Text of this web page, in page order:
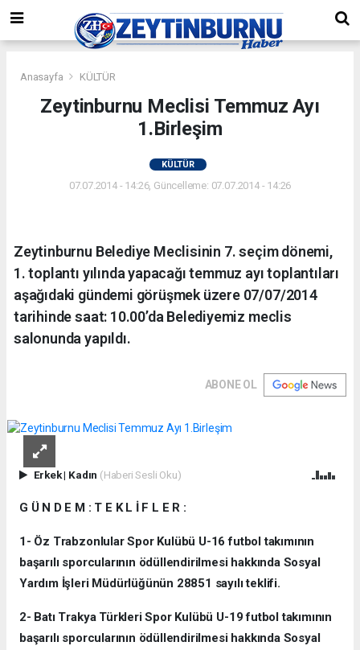
Anasayfa KÜLTÜR
Zeytinburnu Meclisi Temmuz Ayı
1.Birleşim
KÜLTÜR
07.07.2014 - 14:26, Güncelleme: 07.07.2014 - 14:26
Zeytinburnu Belediye Meclisinin 7. seçim dönemi,
1. toplantı yılında yapacağı temmuz ayı toplantıları
aşağıdaki gündemi görüşmek üzere 07/07/2014
tarihinde saat: 10.00’da Belediyemiz meclis
salonunda yapıldı.
ABONE OL
Erkek| Kadın (Haberi Sesli Oku)
G Ü N D E M : T E K L İ F L E R :
1- Öz Trabzonlular Spor Kulübü U-16 futbol takımının
başarılı sporcularının ödüllendirilmesi hakkında Sosyal
Yardım İşleri Müdürlüğünün 28851 sayılı teklifi.
2- Batı Trakya Türkleri Spor Kulübü U-19 futbol takımının
başarılı sporcularının ödüllendirilmesi hakkında Sosyal